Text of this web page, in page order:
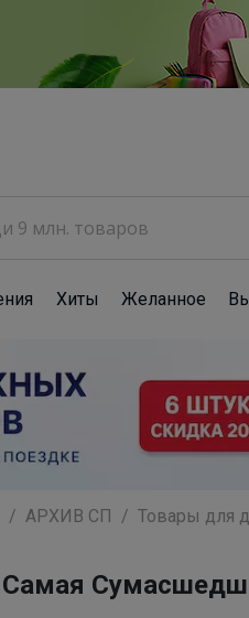
Хиты Желанное
АРХИВ СП Товары для